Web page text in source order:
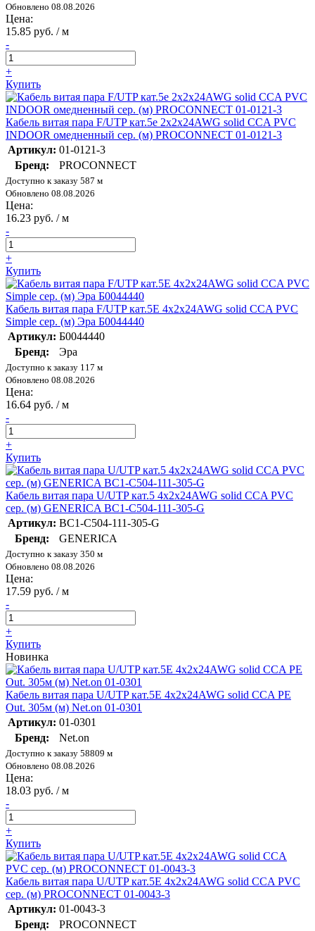
Обновлено 08.08.2026
Цена:
15.85 руб. / м
-
+
Купить
Кабель витая пара F/UTP кат.5e 2х2х24AWG solid CCA PVC
INDOOR омедненный сер. (м) PROCONNECT 01-0121-3
Артикул: 01-0121-3
Бренд:
PROCONNECT
Доступно к заказу 587 м
Обновлено 08.08.2026
Цена:
16.23 руб. / м
-
+
Купить
Кабель витая пара F/UTP кат.5E 4х2х24AWG solid CCA PVC
Simple сер. (м) Эра Б0044440
Артикул: Б0044440
Бренд:
Эра
Доступно к заказу 117 м
Обновлено 08.08.2026
Цена:
16.64 руб. / м
-
+
Купить
Кабель витая пара U/UTP кат.5 4х2х24AWG solid CCA PVC
сер. (м) GENERICA BC1-C504-111-305-G
Артикул: BC1-C504-111-305-G
Бренд:
GENERICA
Доступно к заказу 350 м
Обновлено 08.08.2026
Цена:
17.59 руб. / м
-
+
Купить
Новинка
Кабель витая пара U/UTP кат.5E 4х2х24AWG solid CCA PE
Out. 305м (м) Net.on 01-0301
Артикул: 01-0301
Бренд:
Net.on
Доступно к заказу 58809 м
Обновлено 08.08.2026
Цена:
18.03 руб. / м
-
+
Купить
Кабель витая пара U/UTP кат.5E 4х2х24AWG solid CCA PVC
сер. (м) PROCONNECT 01-0043-3
Артикул: 01-0043-3
Бренд:
PROCONNECT